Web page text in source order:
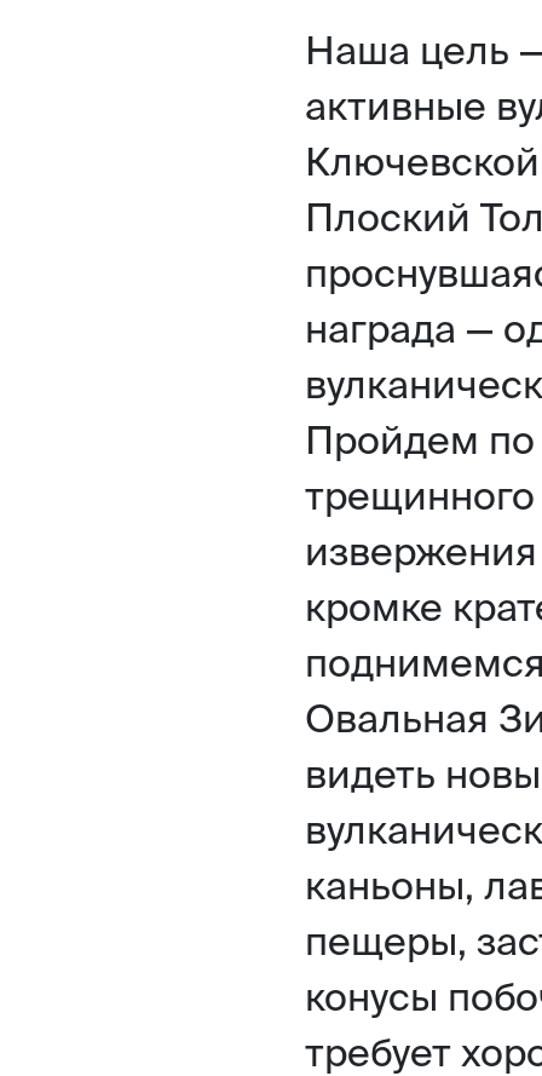
Наша цель
активные
Плоский
награда —
Пройдем
трещинного
кромке
Овальная
видеть
каньоны,
пещеры,
конусы
требует